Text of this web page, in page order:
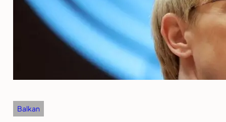
Balkan